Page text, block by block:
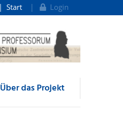
Start Login
Über das Projekt